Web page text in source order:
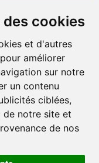
cookies
et d'autres
améliorer
sur notre
un contenu
ciblées,
de notre site et
de nos
sont réservés.